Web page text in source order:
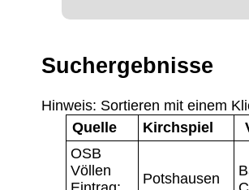
Suchergebnisse
Hinweis: Sortieren mit einem
Quelle
Kirchspiel
OSB
Völlen
Potshausen